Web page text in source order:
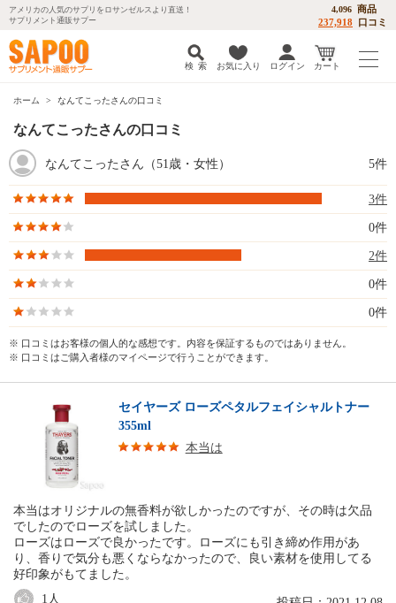
アメリカの人気のサプリをロサンゼルスより直送！
サプリメント通販サプー
4,096 商品
237,918 口コミ
検 索 お気に入り ログイン カート
ホーム なんてこったさんの口コミ
なんてこったさんの口コミ
なんてこったさん（51歳・女性） 5件
3件
0件
2件
0件
0件
※ 口コミはお客様の個人的な感想です。内容を保証するものではありません。
※ 口コミはご購入者様のマイページで行うことができます。
セイヤーズ ローズペタルフェイシャルトナー
355ml
本当は
本当はオリジナルの無香料が欲しかったのですが、その時は欠品
でしたのでローズを試しました。
ローズはローズで良かったです。ローズにも引き締め作用があ
り、香りで気分も悪くならなかったので、良い素材を使用してる
好印象がもてました。
1 人